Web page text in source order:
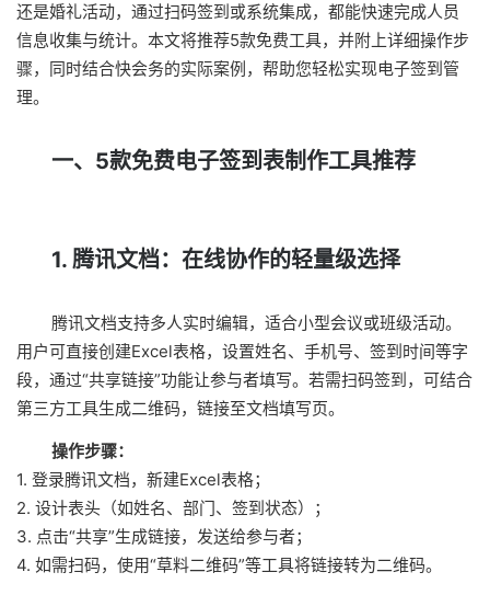
还是婚礼活动，通过扫码签到或系统集成，都能快速完成人员
信息收集与统计。本文将推荐5款免费工具，并附上详细操作步
骤，同时结合快会务的实际案例，帮助您轻松实现电子签到管
理。
一、5款免费电子签到表制作工具推荐
1. 腾讯文档：在线协作的轻量级选择
腾讯文档支持多人实时编辑，适合小型会议或班级活动。
用户可直接创建Excel表格，设置姓名、手机号、签到时间等字
段，通过“共享链接”功能让参与者填写。若需扫码签到，可结合
第三方工具生成二维码，链接至文档填写页。
操作步骤：
1. 登录腾讯文档，新建Excel表格；
2. 设计表头（如姓名、部门、签到状态）；
3. 点击“共享”生成链接，发送给参与者；
4. 如需扫码，使用“草料二维码”等工具将链接转为二维码。